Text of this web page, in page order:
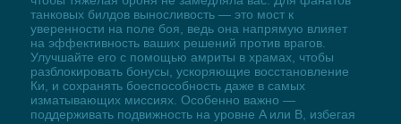
танковых билдов выносливость — это мост к
уверенности на поле боя, ведь она напрямую влияет
на эффективность ваших решений против врагов.
Улучшайте его с помощью амриты в храмах, чтобы
разблокировать бонусы, ускоряющие восстановление
Ки, и сохранять боеспособность даже в самых
изматывающих миссиях. Особенно важно —
поддерживать подвижность на уровне A или B, избегая